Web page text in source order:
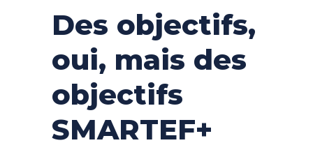
Des objectifs,
oui, mais des
objectifs
SMARTEF+